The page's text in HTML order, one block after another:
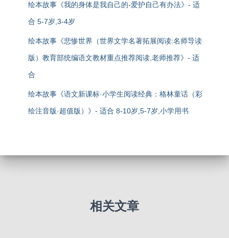
绘本故事《我的身体是我自己的-爱护自己有办法》- 适
合 5-7岁,3-4岁
绘本故事《悲惨世界（世界文学名著拓展阅读:名师导读
版）教育部统编语文教材重点推荐阅读,老师推荐》- 适
合
绘本故事《语文新课标·小学生阅读经典：格林童话（彩
绘注音版·超值版）》- 适合 8-10岁,5-7岁,小学用书
相关文章